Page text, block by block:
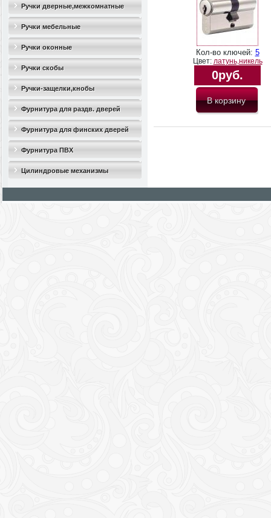
Ручки дверные,межкомнатные
Ручки мебельные
Ручки оконные
Ручки скобы
Ручки-защелки,кнобы
Фурнитура для раздв. дверей
Фурнитура для финских дверей
Фурнитура ПВХ
Цилиндровые механизмы
Кол-во ключей: 5
Цвет: латунь,никель
0руб.